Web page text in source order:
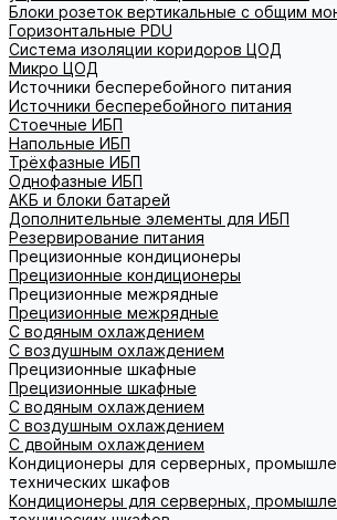
Блоки розеток вертикальные с общим
Горизонтальные PDU
Система изоляции коридоров ЦОД
Микро ЦОД
Источники бесперебойного питания
Источники бесперебойного питания
Стоечные ИБП
Напольные ИБП
Трёхфазные ИБП
Однофазные ИБП
АКБ и блоки батарей
Дополнительные элементы для ИБП
Резервирование питания
Прецизионные кондиционеры
Прецизионные кондиционеры
Прецизионные межрядные
Прецизионные межрядные
С водяным охлаждением
С воздушным охлаждением
Прецизионные шкафные
Прецизионные шкафные
С водяным охлаждением
С воздушным охлаждением
С двойным охлаждением
Кондиционеры для серверных,
технических шкафов
Кондиционеры для серверных,